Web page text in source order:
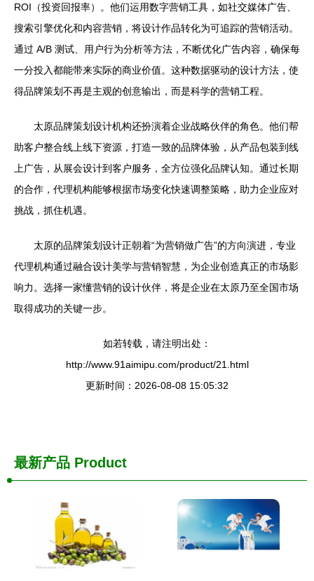
ROI（投资回报率）。他们运用数字营销工具，如社交媒体广告、
搜索引擎优化和内容营销，将设计作品转化为可追踪的营销活动。
通过 A/B 测试、用户行为分析等方法，不断优化广告内容，确保每
一分投入都能带来实际的商业价值。这种数据驱动的设计方法，使
得品牌策划不再是主观的创意输出，而是科学的营销工程。
太原品牌策划设计机构还扮演着企业战略伙伴的角色。他们帮
助客户整合线上线下资源，打造一致的品牌体验，从产品包装到线
上广告，从展会设计到客户服务，全方位强化品牌认知。通过长期
的合作，代理机构能够根据市场变化快速调整策略，助力企业应对
挑战，抓住机遇。
太原的品牌策划设计正朝着“为营销做广告”的方向演进，专业
代理机构通过融合设计美学与营销智慧，为企业创造真正的市场影
响力。选择一家懂营销的设计伙伴，将是企业在太原乃至全国市场
取得成功的关键一步。
如若转载，请注明出处：
http://www.91aimipu.com/product/21.html
更新时间：2026-08-08 15:05:32
最新产品 Product